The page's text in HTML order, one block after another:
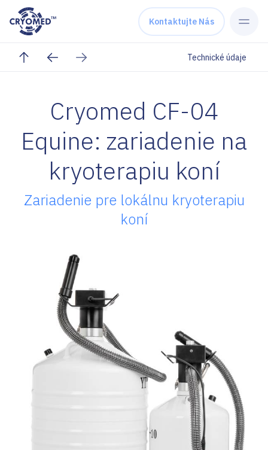
Skip to content
Kontaktujte Nás
Technické údaje
Cryomed CF-04
Equine: zariadenie na
kryoterapiu koní
Zariadenie pre lokálnu kryoterapiu
koní